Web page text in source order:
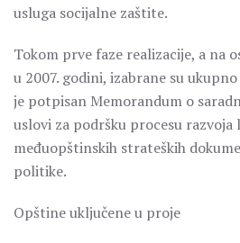
usluga socijalne zaštite.
Tokom prve faze realizacije, a na
u 2007. godini, izabrane su
je potpisan Memorandum o
uslovi za podršku procesu razvoja
međuopštinskih strateških
politike.
Opštine uključene u proje